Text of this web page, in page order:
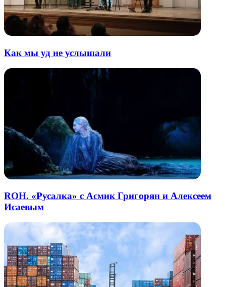
Как мы уд не услышали
ROH. «Русалка» с Асмик Григорян и Алексеем
Исаевым